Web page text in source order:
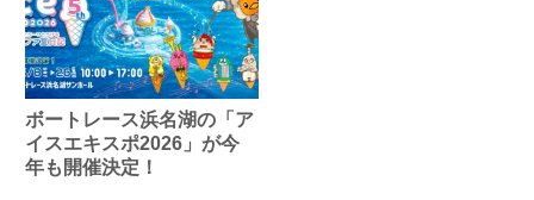
ボートレース浜名湖の「ア
イスエキスポ2026」が今
年も開催決定！